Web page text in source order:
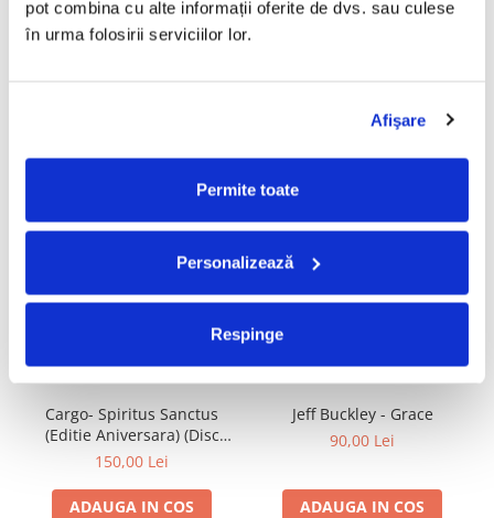
pot combina cu alte informații oferite de dvs. sau culese
în urma folosirii serviciilor lor.
Afişare
Permite toate
Personalizează
Respinge
PRODUSE ALTERNATIVE
Bell (Disc Vinil)
FRECVENT CUMPARATE
IMPREUNA
Cargo- Spiritus Sanctus
(Editie Aniversara) (Disc
Vinil)
150,00 Lei
ADAUGA IN COS
Jeff Buckley - Grace
90,00 Lei
ADAUGA IN COS